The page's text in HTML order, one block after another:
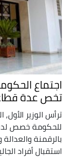
اجتماع
تخص عدة
ترأس الوزير الأول,
للحكومة خصص
بالرقمنة والعدالة
استقبال أفراد